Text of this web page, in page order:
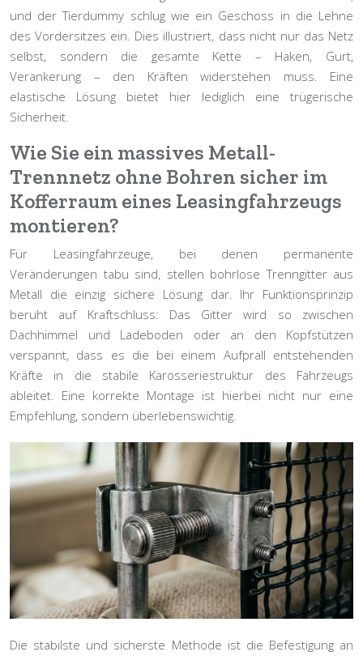
und der Tierdummy schlug wie ein Geschoss in die Lehne
des Vordersitzes ein. Dies illustriert, dass nicht nur das Netz
selbst, sondern die gesamte Kette – Haken, Gurt,
Verankerung – den Kräften widerstehen muss. Eine
elastische Lösung bietet hier lediglich eine trügerische
Sicherheit
Wie Sie ein massives Metall-
Trennnetz ohne Bohren sicher im
Kofferraum eines Leasingfahrzeugs
montieren?
Für Leasingfahrzeuge, bei denen permanente
Veränderungen tabu sind, stellen bohrlose Trenngitter aus
Metall die einzig sichere Lösung dar. Ihr Funktionsprinzip
beruht auf Kraftschluss: Das Gitter wird so zwischen
Dachhimmel und Ladeboden oder an den Kopfstützen
verspannt, dass es die bei einem Aufprall entstehenden
Kräfte in die stabile Karosseriestruktur des Fahrzeugs
ableitet. Eine korrekte Montage ist hierbei nicht nur eine
Empfehlung, sondern überlebenswichtig.
Die stabilste und sicherste Methode ist die Befestigung an